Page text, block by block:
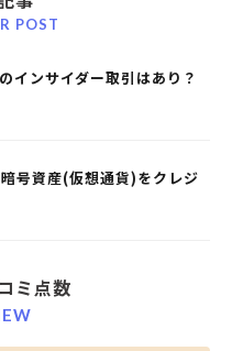
POST
インサイダー取引はあり？
号資産(仮想通貨)をクレジ
ミ点数